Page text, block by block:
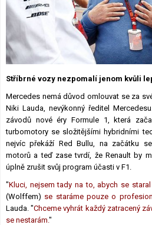
Stříbrné vozy nezpomalí jenom kvůli
Mercedes nemá důvod omlouvat se za
Niki Lauda, nevýkonný ředitel
závodů nové éry Formule 1, která
turbomotory se složitějšími hybridními
nejvíc překáží Red Bullu, na začátku
motorů a teď zase tvrdí, že Renault by
úplně zrušit svůj program účasti v F1.
"Kluci, nejsem tady na to, abych se
(Wolffem) se staráme pouze o
Lauda. "Chceme vyhrát každý zatracený
se nestarám."